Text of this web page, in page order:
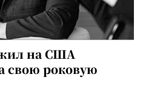
на США
свою роковую